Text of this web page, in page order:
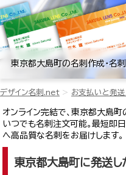
東京都大島町の名刺作成・名
デザイン名刺.net お支払いと発
オンライン完結で、東京都大島
いつでも名刺注文可能。最短即
へ高品質な名刺をお届けします。
東京都大島町に発送